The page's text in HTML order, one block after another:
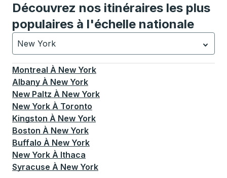
Découvrez nos itinéraires les plus
populaires à l'échelle nationale
New York
Actuellement sélectionné: New York.La sélection est
Montreal À New York
Albany À New York
New Paltz À New York
New York À Toronto
Kingston À New York
Boston À New York
Buffalo À New York
New York À Ithaca
Syracuse À New York